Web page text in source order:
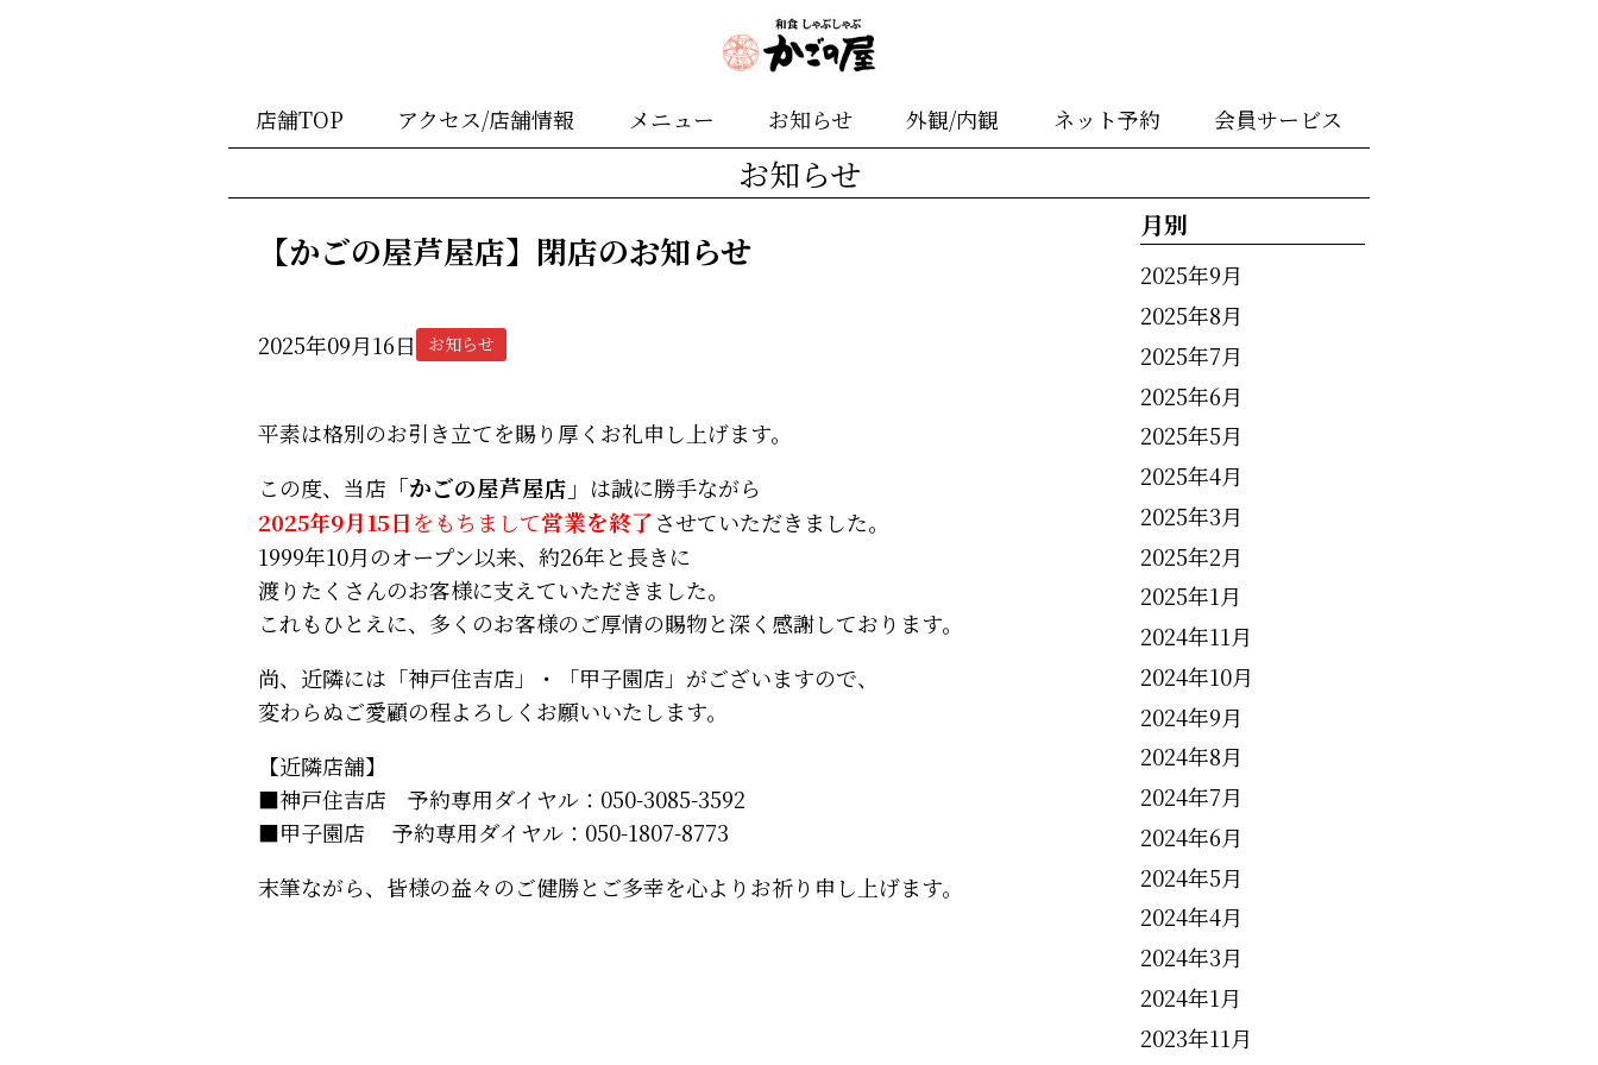
店舗TOP アクセス/店舗情報 メニュー お知らせ 外観/内観 ネット予約 会員サービス
お知らせ
【かごの屋芦屋店】閉店のお知らせ
2025年09月16日 お知らせ
平素は格別のお引き立てを賜り厚くお礼申し上げます。
この度、当店 「かごの屋芦屋店」 は誠に勝手ながら
2025年9月15日をもちまして営業を終了させていただきました。
1999年10月のオープン以来、約26年と長きに
渡りたくさんのお客様に支えていただきました。
これもひとえに、多くのお客様のご厚情の賜物と深く感謝しております。
尚、近隣には「神戸住吉店」・「甲子園店」がございますので、
変わらぬご愛顧の程よろしくお願いいたします。
【近隣店舗】
■神戸住吉店 予約専用ダイヤル：050-3085-3592
■甲子園店 予約専用ダイヤル：050-1807-8773
末筆ながら、皆様の益々のご健勝とご多幸を心よりお祈り申し上げます。
月別
2025年9月
2025年8月
2025年7月
2025年6月
2025年5月
2025年4月
2025年3月
2025年2月
2025年1月
2024年11月
2024年10月
2024年9月
2024年8月
2024年7月
2024年6月
2024年5月
2024年4月
2024年3月
2024年1月
2023年11月